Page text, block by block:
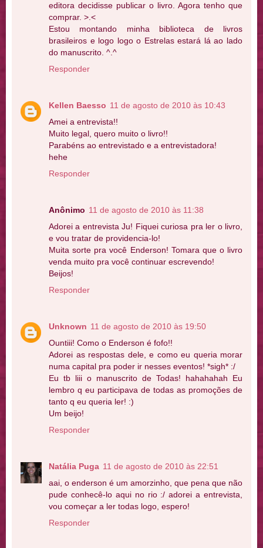
editora decidisse publicar o livro. Agora tenho que
comprar. >.<
Estou montando minha biblioteca de livros
brasileiros e logo logo o Estrelas estará lá ao lado
do manuscrito. ^.^
Responder
Kellen Baesso 11 de agosto de 2010 às 10:43
Amei a entrevista!!
Muito legal, quero muito o livro!!
Parabéns ao entrevistado e a entrevistadora!
hehe
Responder
Anônimo 11 de agosto de 2010 às 11:38
Adorei a entrevista Ju! Fiquei curiosa pra ler o livro,
e vou tratar de providencia-lo!
Muita sorte pra você Enderson! Tomara que o livro
venda muito pra você continuar escrevendo!
Beijos!
Responder
Unknown 11 de agosto de 2010 às 19:50
Ountiii! Como o Enderson é fofo!!
Adorei as respostas dele, e como eu queria morar
numa capital pra poder ir nesses eventos! *sigh* :/
Eu tb liii o manuscrito de Todas! hahahahah Eu
lembro q eu participava de todas as promoções de
tanto q eu queria ler! :)
Um beijo!
Responder
Natália Puga 11 de agosto de 2010 às 22:51
aai, o enderson é um amorzinho, que pena que não
pude conhecê-lo aqui no rio :/ adorei a entrevista,
vou começar a ler todas logo, espero!
Responder